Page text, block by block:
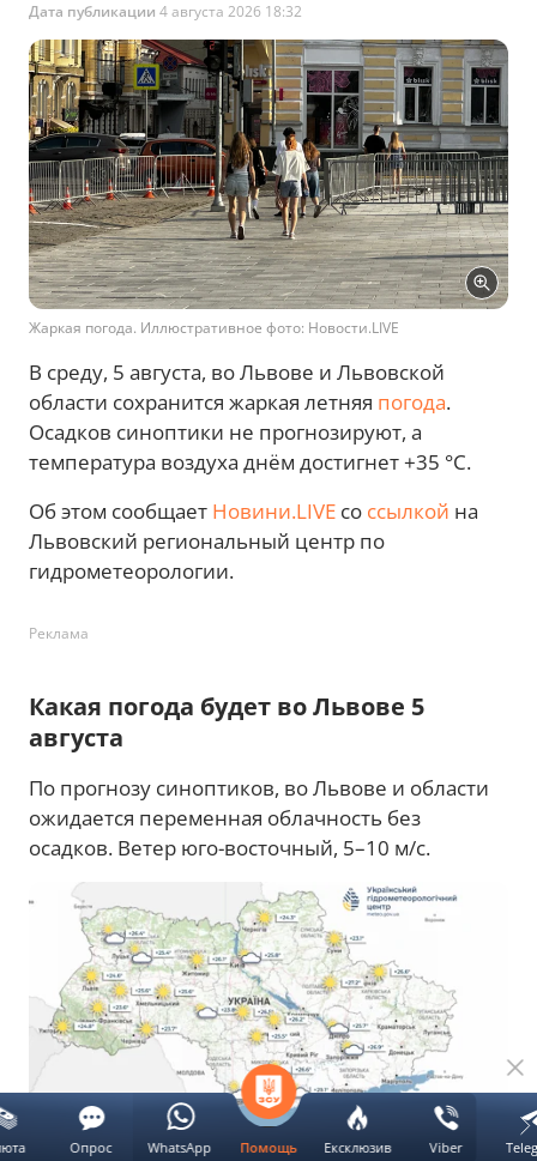
Дата публикации 4 августа 2026 18:32
Жаркая погода. Иллюстративное фото: Новости.LIVE
В среду, 5 августа, во Львове и Львовской
области сохранится жаркая летняя погода.
Осадков синоптики не прогнозируют, а
температура воздуха днём достигнет +35 °C.
Об этом сообщает Новини.LIVE со ссылкой на
Львовский региональный центр по
гидрометеорологии.
Реклама
Какая погода будет во Львове 5
августа
По прогнозу синоптиков, во Львове и области
ожидается переменная облачность без
осадков. Ветер юго-восточный, 5–10 м/с.
Температурная карта. Фото: Укргидрометцентр
Помощь Ексклюзив Viber
Опрос WhatsApp